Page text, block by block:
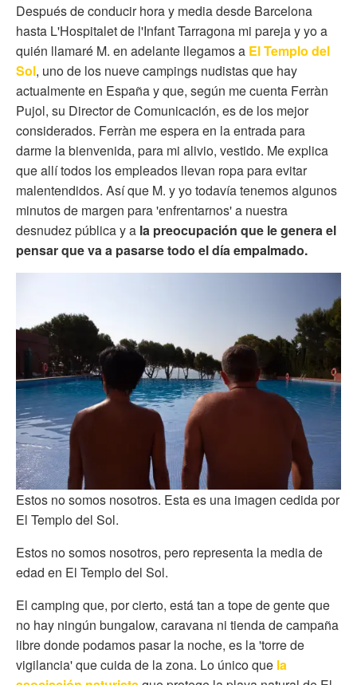
Después de conducir hora y media desde Barcelona
hasta L'Hospitalet de l'Infant Tarragona mi pareja y yo a
quién llamaré M. en adelante llegamos a El Templo del
Sol, uno de los nueve campings nudistas que hay
actualmente en España y que, según me cuenta Ferràn
Pujol, su Director de Comunicación, es de los mejor
considerados. Ferràn me espera en la entrada para
darme la bienvenida, para mi alivio, vestido. Me explica
que allí todos los empleados llevan ropa para evitar
malentendidos. Así que M. y yo todavía tenemos algunos
minutos de margen para 'enfrentarnos' a nuestra
desnudez pública y a la preocupación que le genera el
pensar que va a pasarse todo el día empalmado.
Estos no somos nosotros. Esta es una imagen cedida por
El Templo del Sol.
Estos no somos nosotros, pero representa la media de
edad en El Templo del Sol.
El camping que, por cierto, está tan a tope de gente que
no hay ningún bungalow, caravana ni tienda de campaña
libre donde podamos pasar la noche, es la 'torre de
vigilancia' que cuida de la zona. Lo único que la